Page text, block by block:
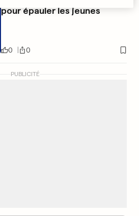
pour épauler les jeunes
0 0
PUBLICITÉ